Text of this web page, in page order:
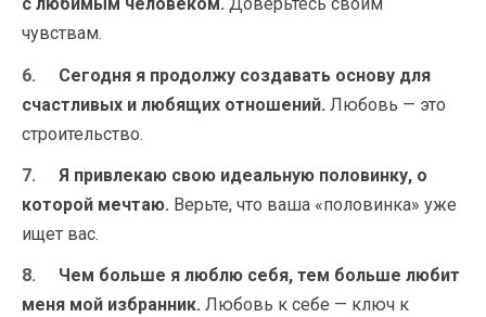
с любимым человеком. Доверьтесь своим
чувствам.
Сегодня я продолжу создавать основу для
счастливых и любящих отношений. Любовь — это
строительство.
Я привлекаю свою идеальную половинку, о
которой мечтаю. Верьте, что ваша «половинка» уже
ищет вас.
Чем больше я люблю себя, тем больше любит
меня мой избранник. Любовь к себе — ключ к